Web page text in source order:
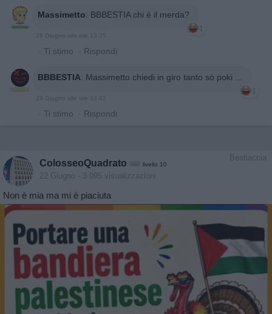
Massimetto: BBBESTIA chi é il merda?
1
29 Giugno alle ore 13:35
· Ti stimo · Rispondi
BBBESTIA: Massimetto chiedi in giro tanto sò poki ...
1
29 Giugno alle ore 13:42
· Ti stimo · Rispondi
Bestiaccia
ColosseoQuadrato livello 10
22 Giugno - 3.095 visualizzazioni
Non è mia ma mi è piaciuta